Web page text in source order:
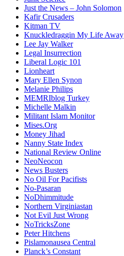
Just the News – John Solomon
Kafir Crusaders
Kitman TV
Knuckledraggin My Life Away
Lee Jay Walker
Legal Insurrection
Liberal Logic 101
Lionheart
Mary Ellen Synon
Melanie Philips
MEMRIblog Turkey
Michelle Malkin
Militant Islam Monitor
Mises.Org
Money Jihad
Nanny State Index
National Review Online
NeoNeocon
News Busters
No Oil For Pacifists
No-Pasaran
NoDhimmitude
Northern Virginiastan
Not Evil Just Wrong
NoTricksZone
Peter Hitchens
Pislamonausea Central
Planck’s Constant